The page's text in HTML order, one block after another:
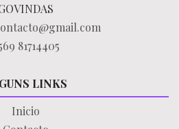
81714405
LINKS
Inicio